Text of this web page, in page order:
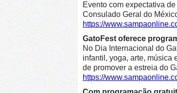
Evento com expectativa
Consulado Geral do
https://
GatoFest oferece
No Dia Internacional do
infantil, yoga, arte, música
de promover a estreia do
https://